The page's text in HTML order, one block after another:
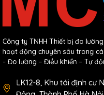
Công ty TNHH Thiết bị đo
hoạt động chuyên sâu trong
– Đo lường – Điều khiển – Tự
LK12-8, Khu tái định cư